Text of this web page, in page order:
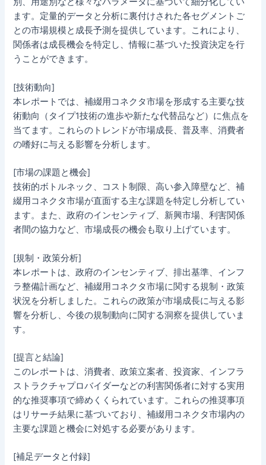
ます。定量的データと分析に裏付けされた各セグメントご
との市場規模と成長予測を提供しています。これにより、
関係者は成長機会を特定し、情報に基づいた投資決定を行
うことができます。
[技術動向]
本レポートでは、補綴用コネクタ市場を形成する主要な技
術動向（タイプ1技術の進歩や新たな代替品など）に焦点を
当てます。これらのトレンドが市場成長、普及率、消費者
の嗜好に与える影響を分析します。
[市場の課題と機会]
技術的ボトルネック、コスト制限、高い参入障壁など、補
綴用コネクタ市場が直面する主な課題を特定し分析してい
ます。また、政府のインセンティブ、新興市場、利害関係
者間の協力など、市場成長の機会も取り上げています。
[規制・政策分析]
本レポートは、政府のインセンティブ、排出基準、インフ
ラ整備計画など、補綴用コネクタ市場に関する規制・政策
状況を分析しました。これらの政策が市場成長に与える影
響を分析し、今後の規制動向に関する洞察を提供していま
す。
[提言と結論]
このレポートは、消費者、政策立案者、投資家、インフラ
ストラクチャプロバイダーなどの利害関係者に対する実用
的な推奨事項で締めくくられています。これらの推奨事項
はリサーチ結果に基づいており、補綴用コネクタ市場内の
主要な課題と機会に対処する必要があります。
[補足データと付録]